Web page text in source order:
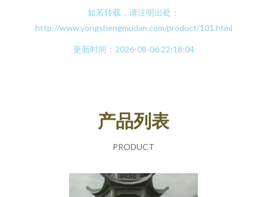
如若转载，请注明出处：
http://www.yongshengmudan.com/product/101.html
更新时间：2026-08-06 22:18:04
产品列表
PRODUCT